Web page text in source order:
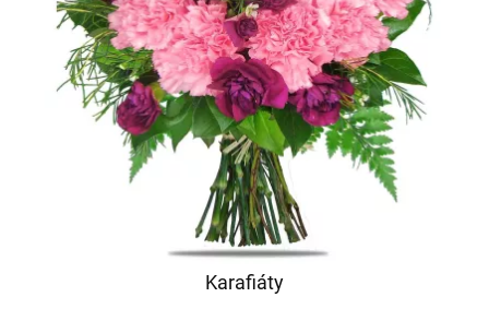
Karafiáty